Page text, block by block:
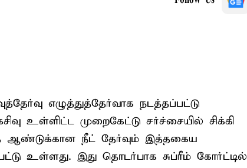
எழுத்துத்தேர்வாக நடத்தப்பட்டு
உள்ளிட்ட முறைகேட்டு சர்ச்சையில் சிக்கி
ஆண்டுக்கான நீட் தேர்வும் இத்தகைய
உள்ளது. இது தொடர்பாக சுப்ரீம் கோர்ட்டில்